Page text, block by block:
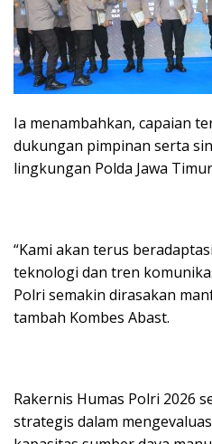
Ia menambahkan, capaian
dukungan pimpinan serta
lingkungan Polda Jawa
“Kami akan terus
teknologi dan tren
Polri semakin dirasakan
tambah Kombes Abast.
Rakernis Humas Polri 2026
strategis dalam